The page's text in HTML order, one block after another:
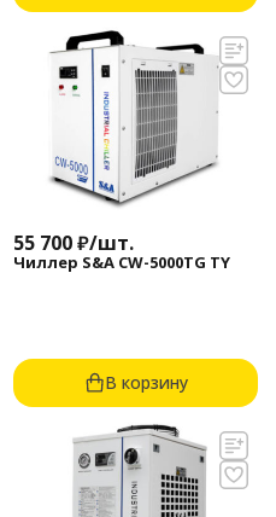
55 700₽/шт.
Чиллер S&A CW-5000TG TY
В корзину